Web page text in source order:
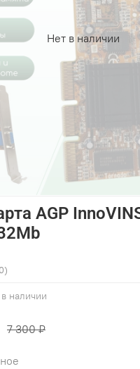
Нет в наличии
наличии
AGP
7 300 ₽